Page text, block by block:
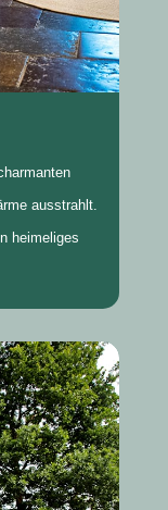
ausstrahlt.
heimeliges